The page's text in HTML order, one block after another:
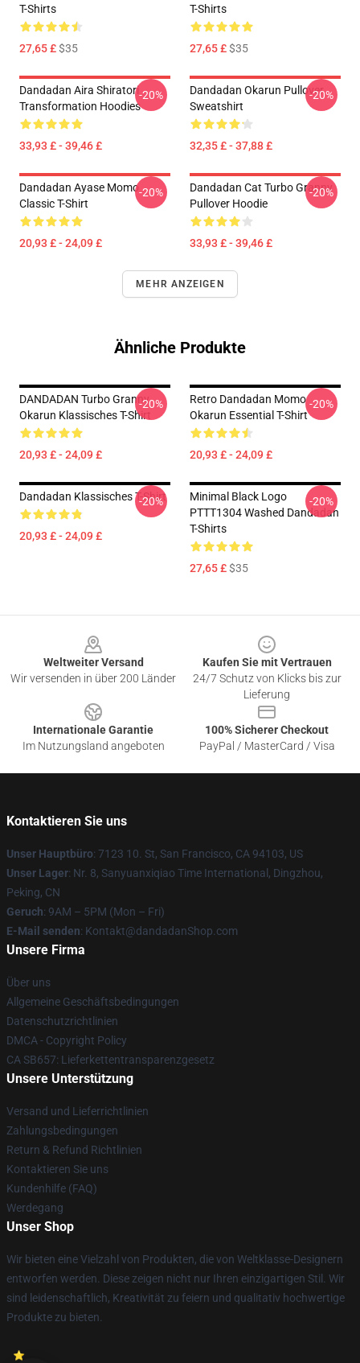
T-Shirts
27,65 £$35
T-Shirts
27,65 £$35
Dandadan Aira Shiratori
Transformation Hoodies
33,93 £ - 39,46 £
-20%
Dandadan Okarun Pullover
Sweatshirt
32,35 £ - 37,88 £
-20%
Dandadan Ayase Momo
Classic T-Shirt
20,93 £ - 24,09 £
-20%
Dandadan Cat Turbo Granny
Pullover Hoodie
33,93 £ - 39,46 £
-20%
MEHR ANZEIGEN
Ähnliche Produkte
DANDADAN Turbo Granny
Okarun Klassisches T-Shirt
20,93 £ - 24,09 £
-20%
Retro Dandadan Momo
Okarun Essential T-Shirt
20,93 £ - 24,09 £
-20%
Dandadan Klassisches T-Shirt
20,93 £ - 24,09 £
-20%
Minimal Black Logo
PTTT1304 Washed Dandadan
T-Shirts
27,65 £$35
-20%
Weltweiter Versand
Wir versenden in über 200 Länder
Kaufen Sie mit Vertrauen
24/7 Schutz von Klicks bis zur
Lieferung
Internationale Garantie
Im Nutzungsland angeboten
100% Sicherer Checkout
PayPal / MasterCard / Visa
Kontaktieren Sie uns
Unser Hauptbüro: 7123 10. St, San Francisco, CA 94103, US
Unser Lager: Nr. 8, Sanyuanxiqiao Time International, Dingzhou,
Peking, CN
Geruch: 9AM – 5PM (Mon – Fri)
E-Mail senden: Kontakt@dandadanShop.com
Unsere Firma
Über uns
Allgemeine Geschäftsbedingungen
Datenschutzrichtlinien
DMCA - Copyright Policy
CA SB657: Lieferkettentransparenzgesetz
Unsere Unterstützung
Versand und Lieferrichtlinien
Zahlungsbedingungen
Return & Refund Richtlinien
Kontaktieren Sie uns
Kundenhilfe (FAQ)
Werdegang
Unser Shop
Wir bieten eine Vielzahl von Produkten, die von Weltklasse-Designern
entworfen werden. Diese zeigen nicht nur Ihren einzigartigen Stil. Wir
sind leidenschaftlich, Kreativität zu feiern und qualitativ hochwertige
Produkte zu bieten.